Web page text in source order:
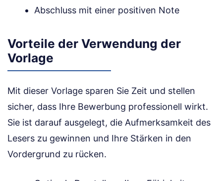
Abschluss mit einer positiven Note
Vorteile der Verwendung der
Vorlage
Mit dieser Vorlage sparen Sie Zeit und stellen
sicher, dass Ihre Bewerbung professionell wirkt.
Sie ist darauf ausgelegt, die Aufmerksamkeit des
Lesers zu gewinnen und Ihre Stärken in den
Vordergrund zu rücken.